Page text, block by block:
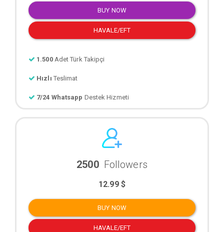
BUY NOW
HAVALE/EFT
1.500 Adet Türk Takipçi
Hızlı Teslimat
7/24 Whatsapp Destek Hizmeti
2500 Followers
12.99 $
BUY NOW
HAVALE/EFT